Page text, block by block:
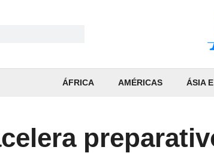
ÁFRICA AMÉRICAS ÁSIA